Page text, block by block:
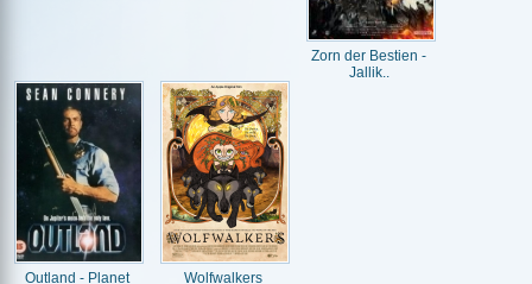
Zorn der Bestien -
Jallik..
Outland - Planet Wolfwalkers